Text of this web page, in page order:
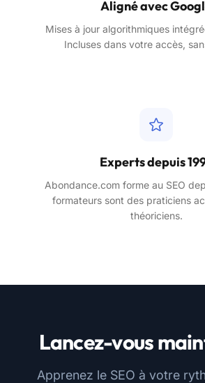
Aligné avec
Mises à jour algorithmiques
Incluses dans votre accès,
Experts depuis
Abondance.com forme au SEO
formateurs sont des praticiens
théoriciens.
Lancez-vous
Apprenez le SEO à votre